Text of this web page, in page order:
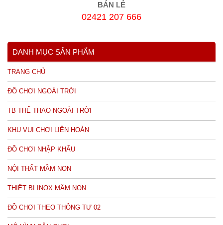
BÁN LẺ
02421 207 666
DANH MỤC SẢN PHẨM
TRANG CHỦ
ĐỒ CHƠI NGOÀI TRỜI
TB THỂ THAO NGOÀI TRỜI
KHU VUI CHƠI LIÊN HOÀN
ĐỒ CHƠI NHẬP KHẨU
NỘI THẤT MẦM NON
THIẾT BỊ INOX MẦM NON
ĐỒ CHƠI THEO THÔNG TƯ 02